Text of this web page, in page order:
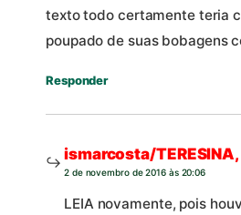
texto todo certamente teria
poupado de suas bobagens
Responder
ismarcosta/TERESINA,
2 de novembro de 2016 às 20:06
LEIA novamente, pois